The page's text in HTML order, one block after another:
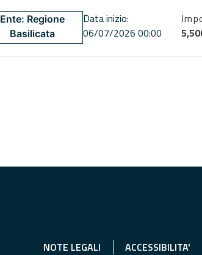
Ente: Regione
Basilicata
Data inizio:
06/07/2026 00:00
NOTE LEGALI ACCESSIBILITA'